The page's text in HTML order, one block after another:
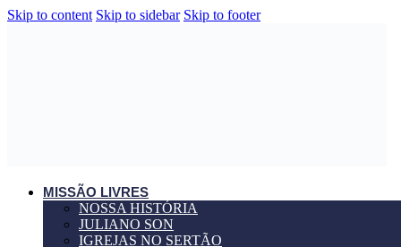
Skip to content Skip to sidebar Skip to footer
MISSÃO LIVRES
NOSSA HISTÓRIA
JULIANO SON
IGREJAS NO SERTÃO